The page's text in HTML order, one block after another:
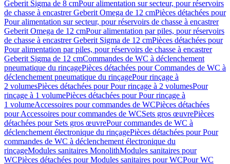
Geberit Sigma de 8 cmPour alimentation sur secteur, pour réservoirs
de chasse à encastrer Geberit Omega de 12 cmPièces détachées pour
Pour alimentation sur secteur, pour réservoirs de chasse à encastrer
Geberit Omega de 12 cmPour alimentation par piles, pour réservoirs
de chasse à encastrer Geberit Sigma de 12 cmPièces détachées pour
Pour alimentation par piles, pour réservoirs de chasse à encastrer
Geberit Sigma de 12 cmCommandes de WC à déclenchement
pneumatique du rinçagePièces détachées pour Commandes de WC à
déclenchement pneumatique du rinçagePour rinçage à
2 volumesPièces détachées pour Pour rinçage à 2 volumesPour
rinçage à 1 volumePièces détachées pour Pour rinçage à
1 volumeAccessoires pour commandes de WCPièces détachées
pour Accessoires pour commandes de WCSets gros œuvrePièces
détachées pour Sets gros œuvrePour commandes de WC à
déclenchement électronique du rinçagePièces détachées pour Pour
commandes de WC à déclenchement électronique du
rinçageModules sanitaires MonolithModules sanitaires pour
WCPièces détachées pour Modules sanitaires pour WCPour WC